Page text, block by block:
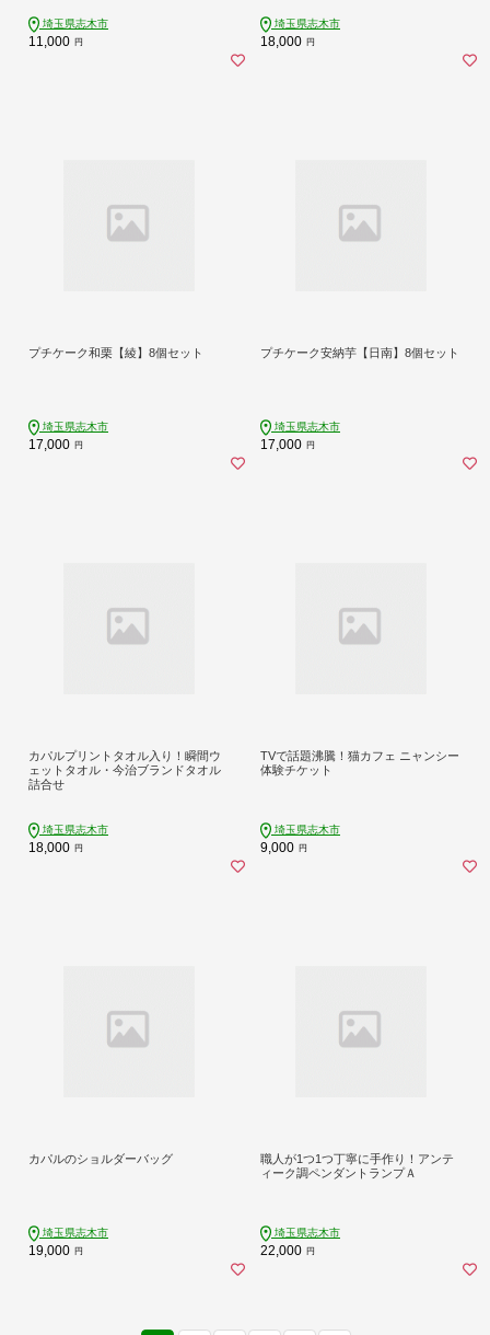
埼玉県志木市
11,000 円
埼玉県志木市
18,000 円
プチケーク和栗【綾】8個セット
埼玉県志木市
17,000 円
プチケーク安納芋【日南】8個セット
埼玉県志木市
17,000 円
カパルプリントタオル入り！瞬間ウ
ェットタオル・今治ブランドタオル
詰合せ
埼玉県志木市
18,000 円
TVで話題沸騰！猫カフェ ニャンシー
体験チケット
埼玉県志木市
9,000 円
カパルのショルダーバッグ
埼玉県志木市
19,000 円
職人が1つ1つ丁寧に手作り！アンテ
ィーク調ペンダントランプＡ
埼玉県志木市
22,000 円